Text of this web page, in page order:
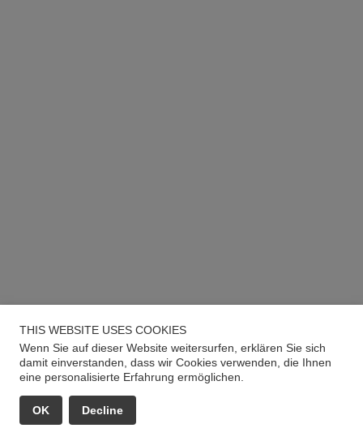
THIS WEBSITE USES COOKIES
Wenn Sie auf dieser Website weitersurfen, erklären Sie sich
damit einverstanden, dass wir Cookies verwenden, die Ihnen
eine personalisierte Erfahrung ermöglichen.
OK Decline